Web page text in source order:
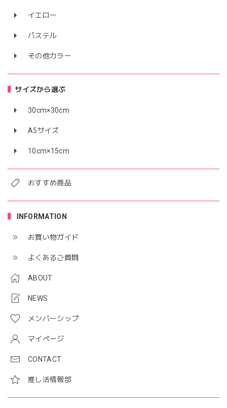
イエロー
パステル
その他カラー
サイズから選ぶ
30cm×30cm
A5サイズ
10cm×15cm
おすすめ商品
INFORMATION
お買い物ガイド
よくあるご質問
ABOUT
NEWS
メンバーシップ
マイページ
CONTACT
推し活情報部